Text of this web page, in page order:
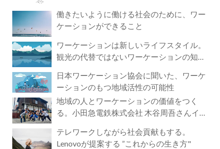
働きたいように働ける社会のために、ワー
ケーションができること
ワーケーションは新しいライフスタイル。
観光の代替ではないワーケーションの知ら
日本ワーケーション協会に聞いた、ワーケ
ーションのもつ地域活性の可能性
地域の人とワーケーションの価値をつく
る。小田急電鉄株式会社 木谷周吾さんイン
テレワークしながら社会貢献もする。
Lenovoが提案する ”これからの生き方"